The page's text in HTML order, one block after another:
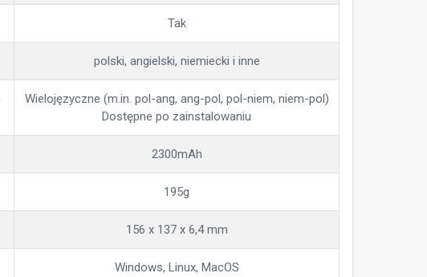
Tak
polski, angielski, niemiecki i inne
Wielojęzyczne (m.in. pol-ang, ang-pol, pol-niem, niem-pol)
Dostępne po zainstalowaniu
2300mAh
195g
156 x 137 x 6,4 mm
Windows, Linux, MacOS